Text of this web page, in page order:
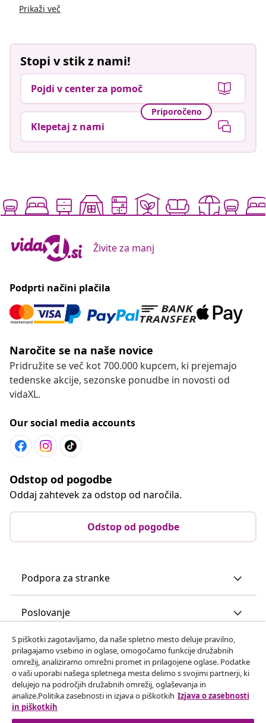
Prikaži več
Stopi v stik z nami!
Pojdi v center za pomoč
Priporočeno
Klepetaj z nami
Živite za manj
Podprti načini plačila
Naročite se na naše novice
Pridružite se več kot 700.000 kupcem, ki prejemajo
tedenske akcije, sezonske ponudbe in novosti od
vidaXL.
Our social media accounts
Odstop od pogodbe
Oddaj zahtevek za odstop od naročila.
Odstop od pogodbe
Podpora za stranke
Poslovanje
vidaXL
Odkrijte več
S piškotki zagotavljamo, da naše spletno mesto deluje pravilno,
prilagajamo vsebino in oglase, omogočamo funkcije družabnih
omrežij, analiziramo omrežni promet in prilagojene oglase. Podatke
o vaši uporabi našega spletnega mesta delimo s svojimi partnerji, ki
delujejo na področjih družabnih omrežij, oglaševanja in
analize.Politika zasebnosti in izjava o piškotkih Izjava o zasebnosti
in piškotkih